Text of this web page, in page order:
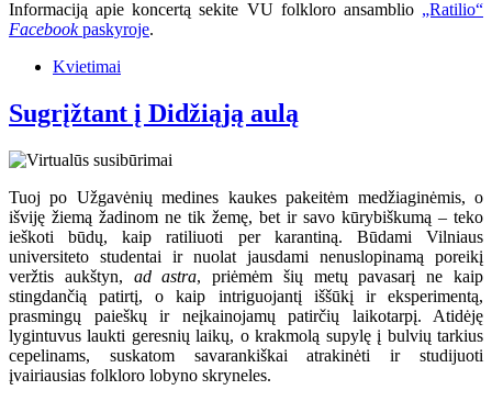
Informaciją apie koncertą sekite VU folkloro ansamblio „Ratilio“
Facebookpaskyroje.
Kvietimai
Sugrįžtant į Didžiąją aulą
Tuoj po Užgavėnių medines kaukes pakeitėm medžiaginėmis, o
išviję žiemą žadinom ne tik žemę, bet ir savo kūrybiškumą – teko
ieškoti būdų, kaip ratiliuoti per karantiną. Būdami Vilniaus
universiteto studentai ir nuolat jausdami nenuslopinamą poreikį
veržtis aukštyn, ad astra, priėmėm šių metų pavasarį ne kaip
stingdančią patirtį, o kaip intriguojantį iššūkį ir eksperimentą,
prasmingų paieškų ir neįkainojamų patirčių laikotarpį. Atidėję
lygintuvus laukti geresnių laikų, o krakmolą supylę į bulvių tarkius
cepelinams, suskatom savarankiškai atrakinėti ir studijuoti
įvairiausias folkloro lobyno skryneles.